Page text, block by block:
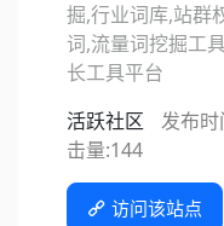
掘,行业词库,站群
词,流量词挖掘工
长工具平台
活跃社区
发布
击量:144
访问该站点